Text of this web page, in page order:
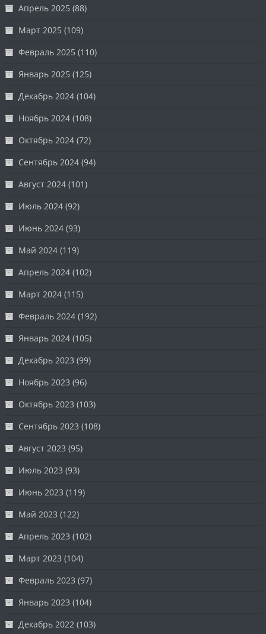
Апрель 2025 (88)
Март 2025 (109)
Февраль 2025 (110)
Январь 2025 (125)
Декабрь 2024 (104)
Ноябрь 2024 (108)
Октябрь 2024 (72)
Сентябрь 2024 (94)
Август 2024 (101)
Июль 2024 (92)
Июнь 2024 (93)
Май 2024 (119)
Апрель 2024 (102)
Март 2024 (115)
Февраль 2024 (192)
Январь 2024 (105)
Декабрь 2023 (99)
Ноябрь 2023 (96)
Октябрь 2023 (103)
Сентябрь 2023 (108)
Август 2023 (95)
Июль 2023 (93)
Июнь 2023 (119)
Май 2023 (122)
Апрель 2023 (102)
Март 2023 (104)
Февраль 2023 (97)
Январь 2023 (104)
Декабрь 2022 (103)